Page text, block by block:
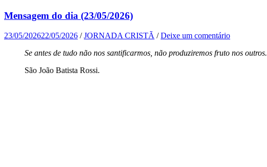
Santa
Igreja
Católica
Apostólica
Romana
Mensagem do dia (23/05/2026)
23/05/202622/05/2026 /JORNADA CRISTÃ /Deixe um comentário
Se antes de tudo não nos santificarmos, não produziremos fruto nos outros.
São João Batista Rossi.